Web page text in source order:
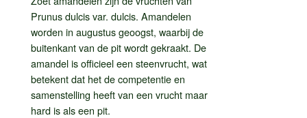
Prunus dulcis var. dulcis. Amandelen
worden in augustus geoogst, waarbij de
buitenkant van de pit wordt gekraakt. De
amandel is officieel een steenvrucht, wat
betekent dat het de competentie en
samenstelling heeft van een vrucht maar
hard is als een pit.